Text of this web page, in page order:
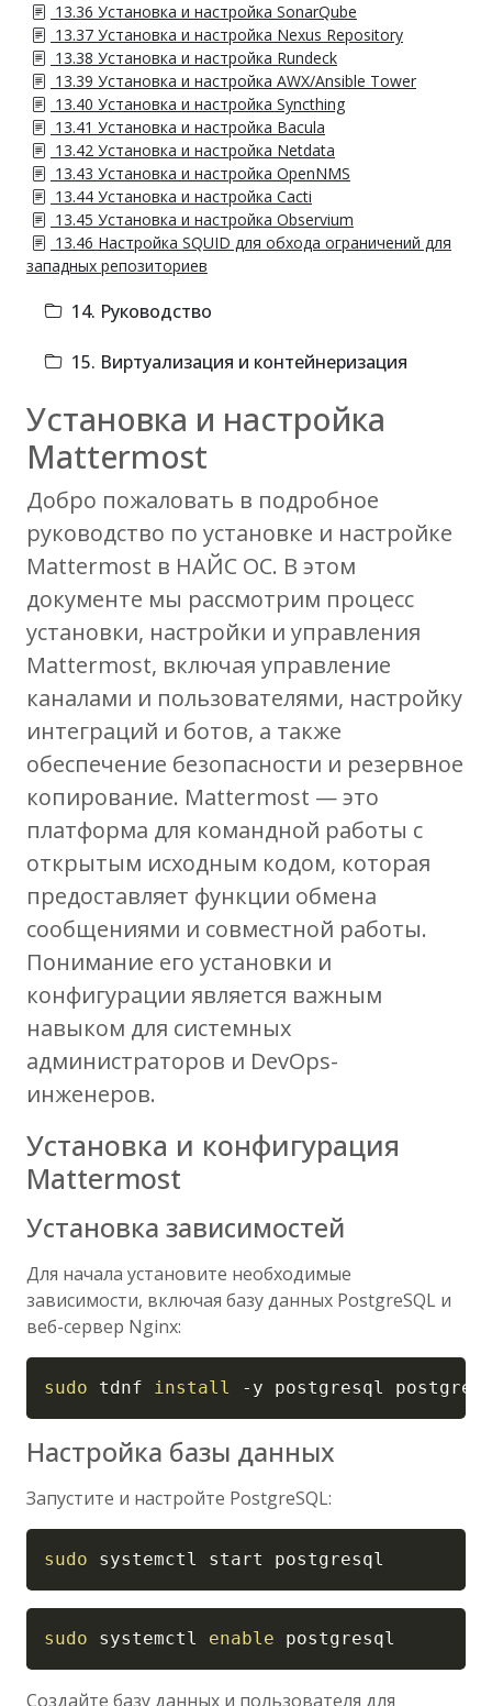
13.36 Установка и настройка SonarQube
13.37 Установка и настройка Nexus Repository
13.38 Установка и настройка Rundeck
13.39 Установка и настройка AWX/Ansible Tower
13.40 Установка и настройка Syncthing
13.41 Установка и настройка Bacula
13.42 Установка и настройка Netdata
13.43 Установка и настройка OpenNMS
13.44 Установка и настройка Cacti
13.45 Установка и настройка Observium
13.46 Настройка SQUID для обхода ограничений для
западных репозиториев
14. Руководство
15. Виртуализация и контейнеризация
Установка и настройка
Mattermost
Добро пожаловать в подробное
руководство по установке и настройке
Mattermost в НАЙС ОС. В этом
документе мы рассмотрим процесс
установки, настройки и управления
Mattermost, включая управление
каналами и пользователями, настройку
интеграций и ботов, а также
обеспечение безопасности и резервное
копирование. Mattermost — это
платформа для командной работы с
открытым исходным кодом, которая
предоставляет функции обмена
сообщениями и совместной работы.
Понимание его установки и
конфигурации является важным
навыком для системных
администраторов и DevOps-
инженеров.
Установка и конфигурация
Mattermost
Установка зависимостей
Для начала установите необходимые
зависимости, включая базу данных PostgreSQL и
веб-сервер Nginx:
sudo tdnf install -y postgresql
Copy
Настройка базы данных
Запустите и настройте PostgreSQL:
sudo systemctl start postgresql
sudo systemctl enable postgresql
Создайте базу данных и пользователя для